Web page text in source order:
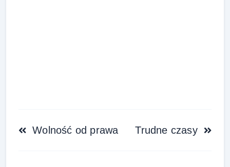
<spanWolność od prawa Trudne czasy